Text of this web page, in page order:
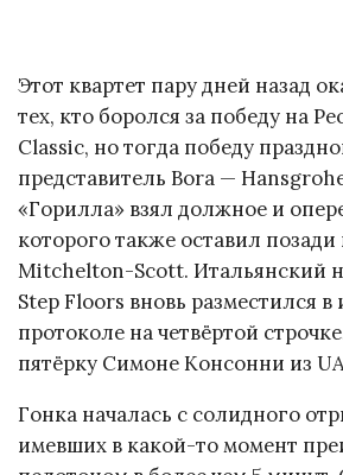
Этот квартет пару дней назад
тех, кто боролся за победу на
Classic, но тогда победу
представитель Bora —
«Горилла» взял должное и
которого также оставил позади
Mitchelton-Scott. Итальянский
Step Floors вновь разместился в
протоколе на четвёртой
пятёрку Симоне Консонни из
Гонка началась с солидного
имевших в какой-то момент